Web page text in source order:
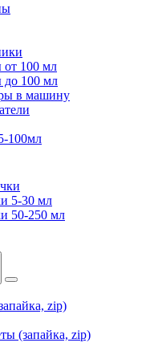
от 100 мл
до 100 мл
в машину
100мл
5-30 мл
50-250 мл
zip)
(запайка, zip)